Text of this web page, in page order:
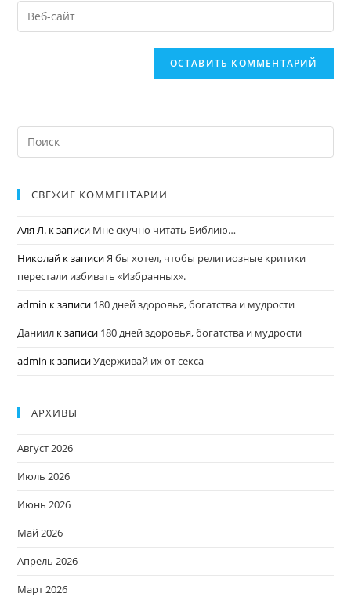
СВЕЖИЕ КОММЕНТАРИИ
Аля Л. к записи Мне скучно читать Библию…
Николай к записиЯ бы хотел, чтобы религиозные критики
перестали избивать «Избранных».
admin к записи 180 дней здоровья, богатства и мудрости
Даниил к записи 180 дней здоровья, богатства и мудрости
admin к записиУдерживай их от секса
АРХИВЫ
Август 2026
Июль 2026
Июнь 2026
Май 2026
Апрель 2026
Март 2026